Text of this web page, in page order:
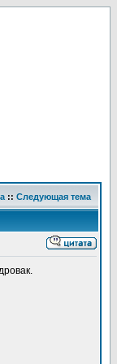
:: Следующая тема